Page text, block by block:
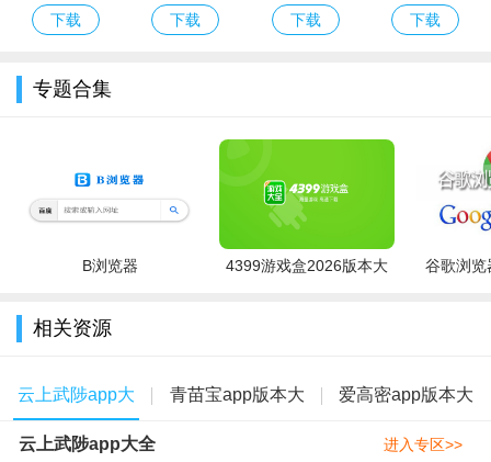
app下载安装
下载
费下载2026最
下载
下载正版视频
下载
国际版官方下
下载
专题合集
B浏览器
4399游戏盒2026版本大
谷歌浏览
相关资源
云上武陟app大
全
青苗宝app版本大 爱高密app版本大
全
云上武陟app大全 进入专区>>